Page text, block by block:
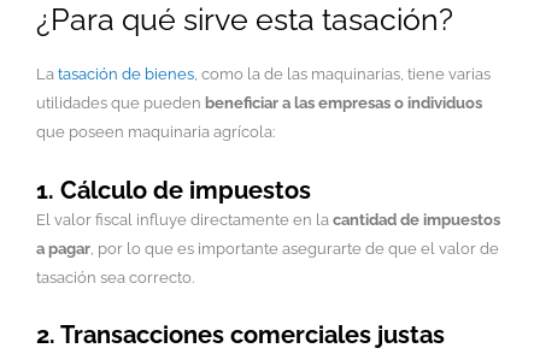
¿Para qué sirve esta tasación?
La tasación de bienes , como la de las maquinarias, tiene varias
utilidades que pueden beneficiar a las empresas o individuos
que poseen maquinaria agrícola:
1. Cálculo de impuestos
El valor fiscal influye directamente en la cantidad de impuestos
a pagar , por lo que es importante asegurarte de que el valor de
tasación sea correcto.
2. Transacciones comerciales justas